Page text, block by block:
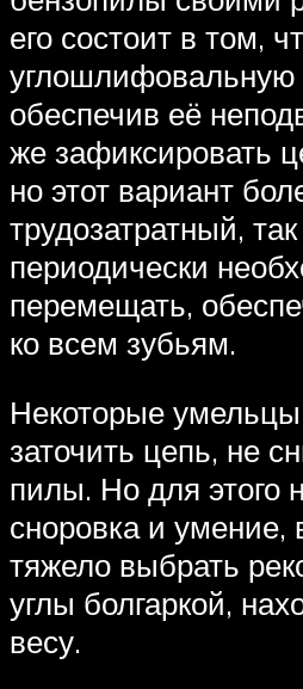
его состоит в том,
обеспечив её
же зафиксировать
но этот вариант
трудозатратный,
периодически
перемещать,
ко всем зубьям.
Некоторые
заточить цепь, не
пилы. Но для этого
сноровка и умение,
тяжело выбрать
углы болгаркой,
весу.